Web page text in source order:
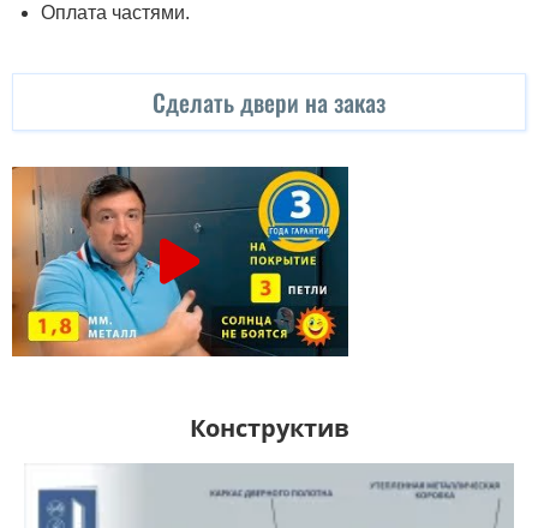
Оплата частями.
Сделать двери на заказ
Конструктив